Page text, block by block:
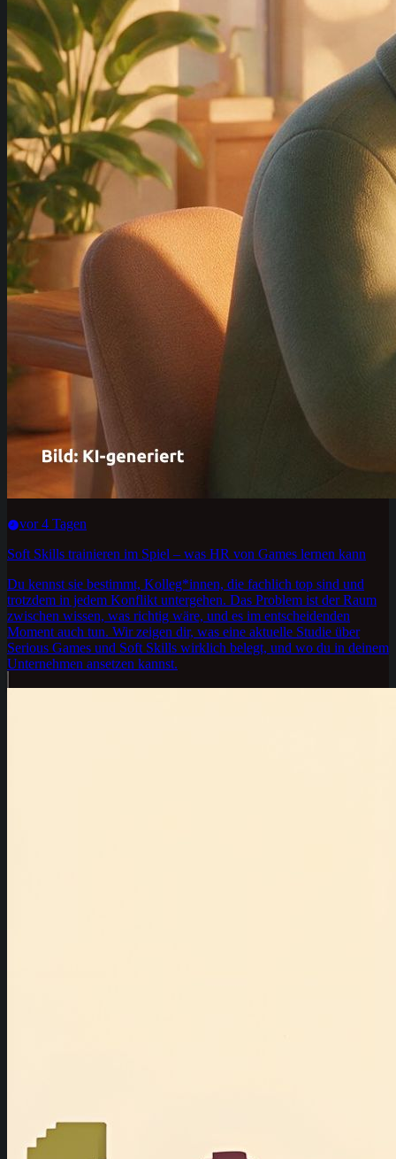
vor 4 Tagen
Soft Skills trainieren im Spiel – was HR von Games lernen kann
Du kennst sie bestimmt, Kolleg*innen, die fachlich top sind und
trotzdem in jedem Konflikt untergehen. Das Problem ist der Raum
zwischen wissen, was richtig wäre, und es im entscheidenden
Moment auch tun. Wir zeigen dir, was eine aktuelle Studie über
Serious Games und Soft Skills wirklich belegt, und wo du in deinem
Unternehmen ansetzen kannst.